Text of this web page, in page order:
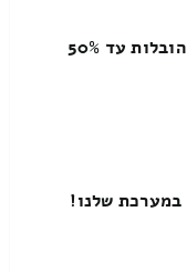
הובלות עד 50%
במערכת שלנו!